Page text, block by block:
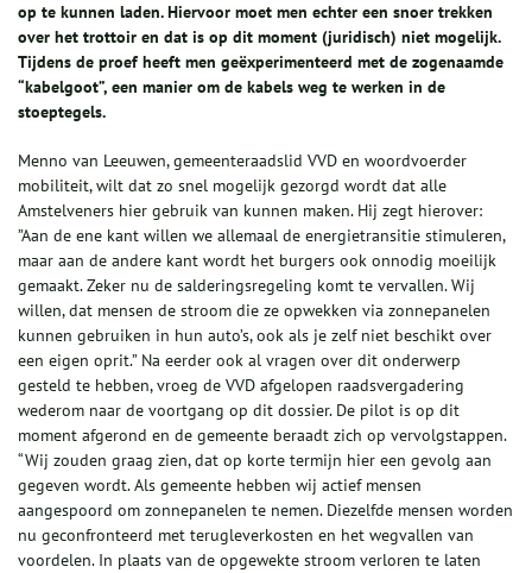
op te kunnen laden. Hiervoor moet men echter een snoer trekken
over het trottoir en dat is op dit moment (juridisch) niet mogelijk.
Tijdens de proef heeft men geëxperimenteerd met de zogenaamde
“kabelgoot”, een manier om de kabels weg te werken in de
stoeptegels.
Menno van Leeuwen, gemeenteraadslid VVD en woordvoerder
mobiliteit, wilt dat zo snel mogelijk gezorgd wordt dat alle
Amstelveners hier gebruik van kunnen maken. Hij zegt hierover:
”Aan de ene kant willen we allemaal de energietransitie stimuleren,
maar aan de andere kant wordt het burgers ook onnodig moeilijk
gemaakt. Zeker nu de salderingsregeling komt te vervallen. Wij
willen, dat mensen de stroom die ze opwekken via zonnepanelen
kunnen gebruiken in hun auto’s, ook als je zelf niet beschikt over
een eigen oprit.” Na eerder ook al vragen over dit onderwerp
gesteld te hebben, vroeg de VVD afgelopen raadsvergadering
wederom naar de voortgang op dit dossier. De pilot is op dit
moment afgerond en de gemeente beraadt zich op vervolgstappen.
“Wij zouden graag zien, dat op korte termijn hier een gevolg aan
gegeven wordt. Als gemeente hebben wij actief mensen
aangespoord om zonnepanelen te nemen. Diezelfde mensen worden
nu geconfronteerd met terugleverkosten en het wegvallen van
voordelen. In plaats van de opgewekte stroom verloren te laten